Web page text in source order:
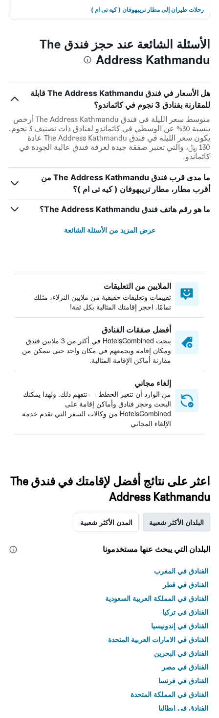
رحلات طيران إلى مطار تريبهوفان ( كيه تى ام )
الأسئلة الشائعة عند حجز فندق The
Address Kathmandu
هل الأسعار في فندق The Address Kathmandu قابلة
للمقارنة بفنادق 3 نجوم في كاثماندو؟
متوسط سعر الليلة في فندق The Address Kathmandu أرخص
بنسبة 30% عن الوسطي في كاثماندو لفنادق ذات تصنيف 3 نجوم.
يكون سعر الليلة في فندق The Address Kathmandu عادة
130 ﷼، والتي تعتبر صفقة جيدة لغرفة فندق عالية الجودة في
كاثماندو.
ما مدى قرب فندق The Address Kathmandu من
أقرب مطار، مطار تريبهوفان ( كيه تى ام )؟
ما هو رقم هاتف فندق The Address Kathmandu؟
عرض المزيد من الأسئلة الشائعة
الملايين من التعليقات
تقييمات وتعليقات حقيقية من ملايين النزلاء، مثلك
تمامًا. احجز إقامتك المثالية بكل ثقة!
أفضل صفقات الفنادق
يبحث HotelsCombined في أكثر من 3 ملايين فندق
ومكان إقامة ويجمعهم في مكان واحد حتى تتمكن من
مقارنة أماكن الإقامة المثالية.
إلغاء مجاني
من الوارد أن تتغير الخطط — نتفهم ذلك. ولهذا يمكنك
البحث وحجز فنادق وأماكن إقامة على
HotelsCombined من وكالات السفر التي تقدم خدمة
الإلغاء المجاني
اعثر على نتائج أفضل لإقامتك في فندق The
Address Kathmandu
البلدان الأكثر شعبية المدن الأكثر شعبية
البلدان التي يبحث عنها مستخدمونا
الفنادق في المغرب
الفنادق في قطر
الفنادق في المملكة العربية السعودية
الفنادق في تركيا
الفنادق في إندونيسيا
الفنادق في الامارات العربية المتحدة
الفنادق في البحرين
الفنادق في مصر
الفنادق في فرنسا
الفنادق في المملكة المتحدة
الفنادق في إيطاليا